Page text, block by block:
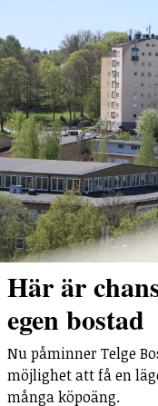
Här är
egen bostad
Nu påminner Telge
möjlighet att få en
många köpoäng.